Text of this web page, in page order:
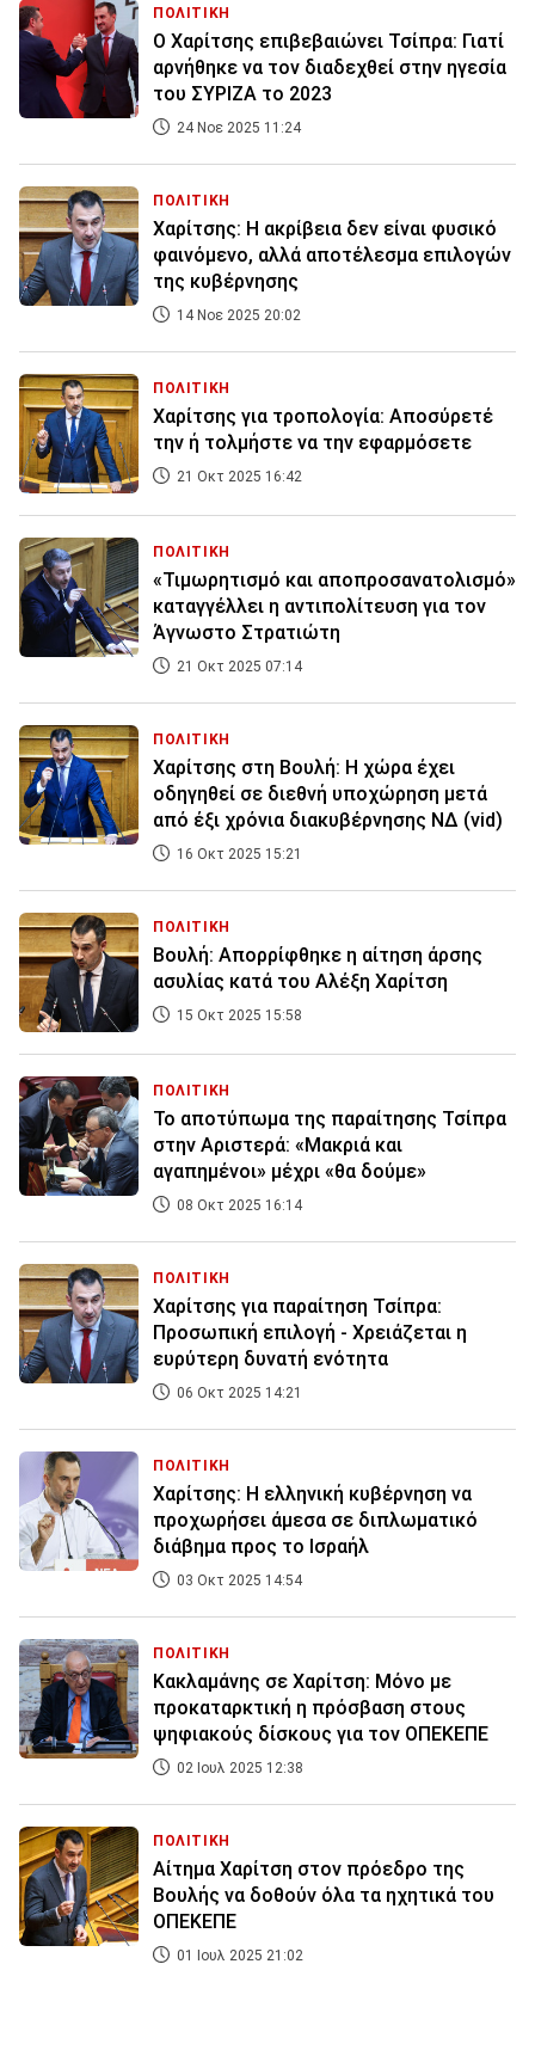
ΠΟΛΙΤΙΚΗ
O Χαρίτσης επιβεβαιώνει Τσίπρα: Γιατί
αρνήθηκε να τον διαδεχθεί στην ηγεσία
του ΣΥΡΙΖΑ το 2023
24 Νοε 2025 11:24
ΠΟΛΙΤΙΚΗ
Χαρίτσης: Η ακρίβεια δεν είναι φυσικό
φαινόμενο, αλλά αποτέλεσμα επιλογών
της κυβέρνησης
14 Νοε 2025 20:02
ΠΟΛΙΤΙΚΗ
Χαρίτσης για τροπολογία: Αποσύρετέ
την ή τολμήστε να την εφαρμόσετε
21 Οκτ 2025 16:42
ΠΟΛΙΤΙΚΗ
«Τιμωρητισμό και αποπροσανατολισμό»
καταγγέλλει η αντιπολίτευση για τον
Άγνωστο Στρατιώτη
21 Οκτ 2025 07:14
ΠΟΛΙΤΙΚΗ
Χαρίτσης στη Βουλή: Η χώρα έχει
οδηγηθεί σε διεθνή υποχώρηση μετά
από έξι χρόνια διακυβέρνησης ΝΔ (vid)
16 Οκτ 2025 15:21
ΠΟΛΙΤΙΚΗ
Βουλή: Απορρίφθηκε η αίτηση άρσης
ασυλίας κατά του Αλέξη Χαρίτση
15 Οκτ 2025 15:58
ΠΟΛΙΤΙΚΗ
Το αποτύπωμα της παραίτησης Τσίπρα
στην Αριστερά: «Μακριά και
αγαπημένοι» μέχρι «θα δούμε»
08 Οκτ 2025 16:14
ΠΟΛΙΤΙΚΗ
Χαρίτσης για παραίτηση Τσίπρα:
Προσωπική επιλογή - Χρειάζεται η
ευρύτερη δυνατή ενότητα
06 Οκτ 2025 14:21
ΠΟΛΙΤΙΚΗ
Χαρίτσης: Η ελληνική κυβέρνηση να
προχωρήσει άμεσα σε διπλωματικό
διάβημα προς το Ισραήλ
03 Οκτ 2025 14:54
ΠΟΛΙΤΙΚΗ
Κακλαμάνης σε Χαρίτση: Μόνο με
προκαταρκτική η πρόσβαση στους
ψηφιακούς δίσκους για τον ΟΠΕΚΕΠΕ
02 Ιουλ 2025 12:38
ΠΟΛΙΤΙΚΗ
Αίτημα Χαρίτση στον πρόεδρο της
Βουλής να δοθούν όλα τα ηχητικά του
ΟΠΕΚΕΠΕ
01 Ιουλ 2025 21:02